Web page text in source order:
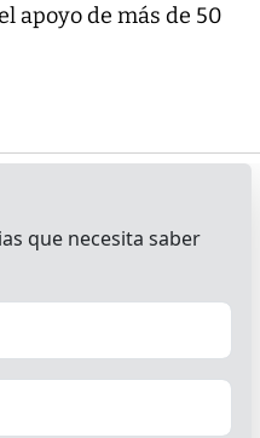
apoyo de más de 50